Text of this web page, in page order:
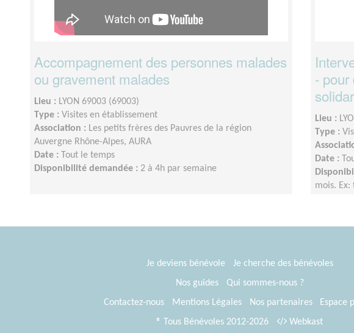
Accompagnement des personnes malades
ou gravement malades
Lieu : LYON 69003 (69003)
Type : Visites en établissement
Association : Les petits frères des Pauvres de la région
Auvergne Rhône-Alpes, AURA
Date :
Tout le temps
Disponibilité demandée : 2 à 4h par semaine
-
Lieu :
Type :
Date :
mois.
Je deviens bénévole
Je cherche des bénévoles
Nos guides
Qui sommes-nous ?
Contactez-nous
Mentions Légales Nos partenaires
Espace
® Tous Bénévoles 2012-2026
Webkast